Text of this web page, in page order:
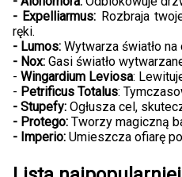
- Expelliarmus: Rozbraja
ręki.
- Lumos: Wytwarza światło
- Nox: Gasi światło
- Wingardium Leviosa:
- Petrificus Totalus:
- Stupefy: Ogłusza cel,
- Protego: Tworzy magiczną
- Imperio: Umieszcza ofiarę